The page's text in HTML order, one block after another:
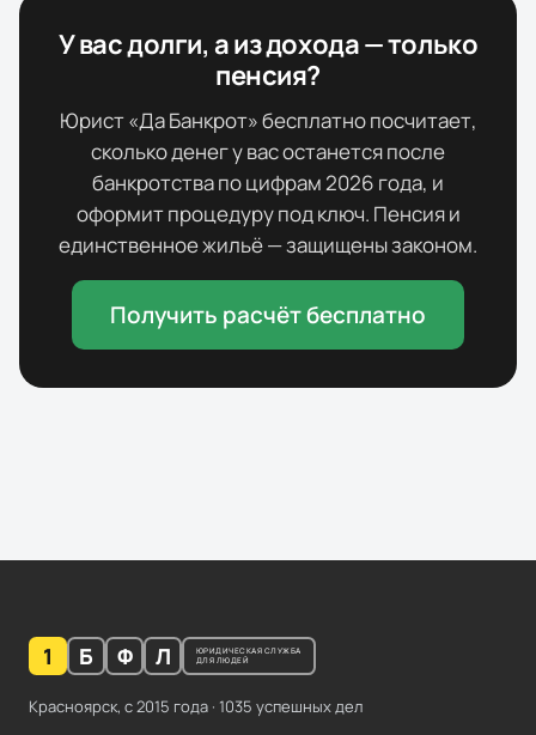
У вас долги, а из дохода — только
пенсия?
Юрист «Да Банкрот» бесплатно посчитает,
сколько денег у вас останется после
банкротства по цифрам2026 года, и
оформит процедуру под ключ. Пенсия и
единственное жильё — защищены законом.
Получить расчёт бесплатно
1 Б Ф Л
ЮРИДИЧЕСКАЯ СЛУЖБА
ДЛЯ ЛЮДЕЙ
Красноярск, с2015 года · 1035 успешных дел